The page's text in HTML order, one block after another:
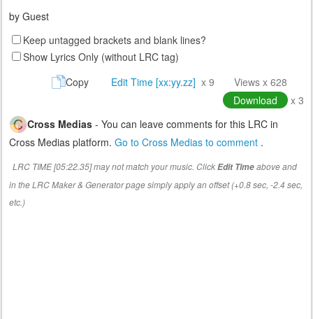
by Guest
Keep untagged brackets and blank lines?
Show Lyrics Only (without LRC tag)
Copy
Edit Time [xx:yy.zz] x 9
Views x 628
Download
x 3
Cross Medias - You can leave comments for this LRC in
Cross Medias platform. Go to Cross Medias to comment .
LRC TIME [05:22.35] may not match your music. ClickEdit Timeabove and
in the LRC Maker & Generator page simply apply an offset (+0.8 sec, -2.4 sec,
etc.)